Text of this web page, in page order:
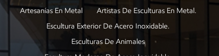
Artesanías En Metal
Artistas De Esculturas En Metal.
Escultura Exterior De Acero Inoxidable.
Esculturas De Animales